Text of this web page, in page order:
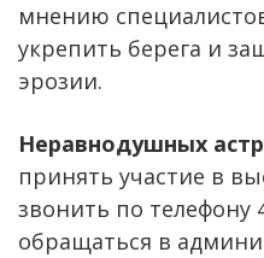
мнению
укрепить берега и
эрозии.
Неравнодушных
принять участие в
звонить по телефону
обращаться в